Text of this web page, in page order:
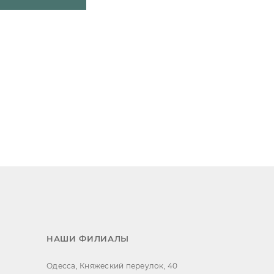
НАШИ ФИЛИАЛЫ
Одесса, Княжеский переулок, 40